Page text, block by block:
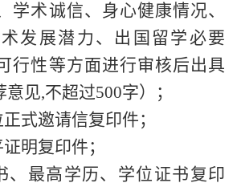
学术诚信、身心健康情况、
发展潜力、出国留学必要
行性等方面进行审核后出具
意见,不超过500字）
；
式邀请信复印件；
明复印件；
、最高学历、学位证书复印